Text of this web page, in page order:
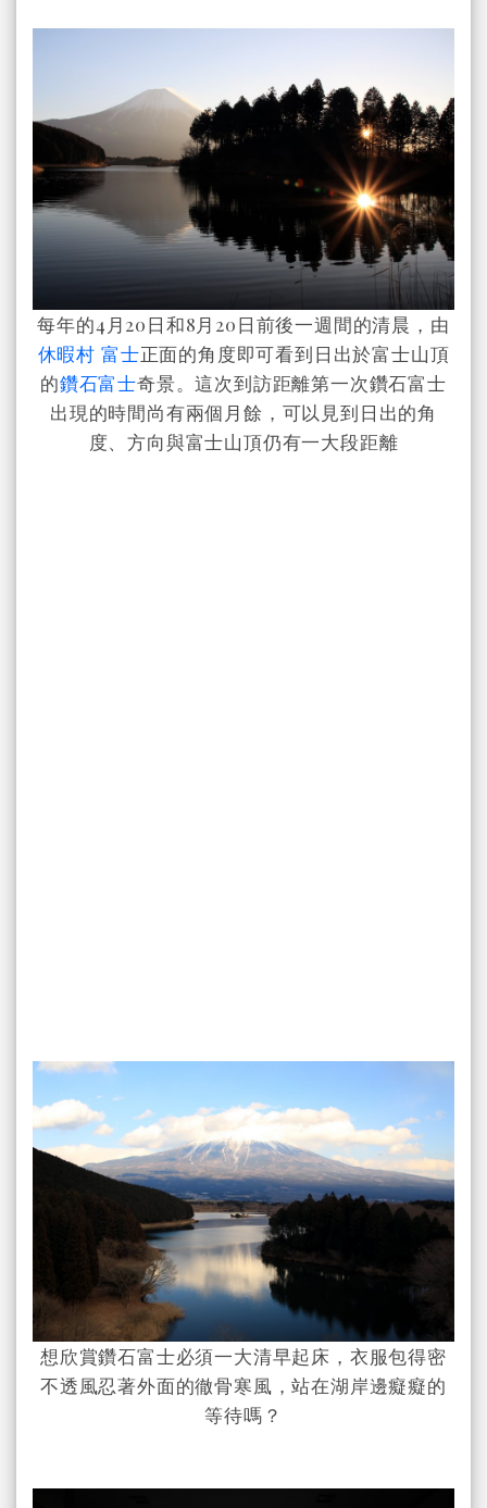
每年的4月20日和8月20日前後一週間的清晨，由
休暇村 富士正面的角度即可看到日出於富士山頂
的鑽石富士奇景。這次到訪距離第一次鑽石富士
出現的時間尚有兩個月餘，可以見到日出的角
度、方向與富士山頂仍有一大段距離
想欣賞鑽石富士必須一大清早起床，衣服包得密
不透風忍著外面的徹骨寒風，站在湖岸邊癡癡的
等待嗎？